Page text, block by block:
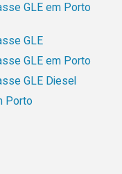
GLE em Porto
GLE
GLE em Porto
GLE Diesel
Porto